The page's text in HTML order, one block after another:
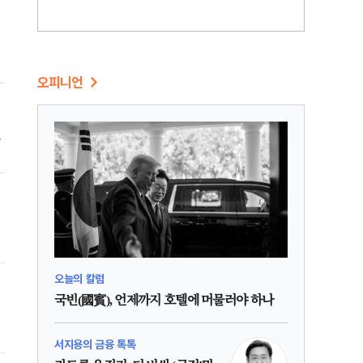
오피니언
오늘의 칼럼
국빈(國賓), 언제까지 호텔에 머물러야 하나
서지용의 금융 톡톡